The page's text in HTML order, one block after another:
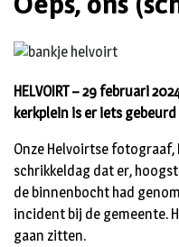
HELVOIRT – 29 februari
kerkplein is er iets
Onze Helvoirtse fotograaf,
schrikkeldag dat er,
de binnenbocht had
incident bij de gemeente.
gaan zitten.